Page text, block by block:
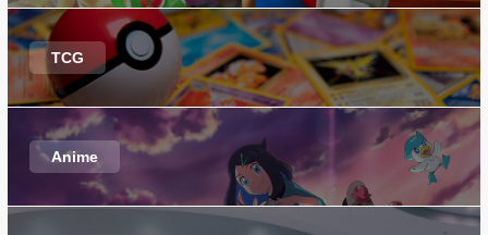
TCG
Anime